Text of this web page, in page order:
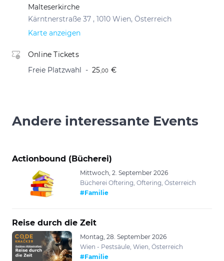
Malteserkirche
Kärntnerstraße 37 , 1010 Wien, Österreich
Karte anzeigen
Online Tickets
Freie Platzwahl
25 ,00 €
Andere interessante Events
Actionbound (Bücherei)
Mittwoch, 2. September 2026
Bücherei Oftering, Oftering, Österreich
#Familie
Reise durch die Zeit
Montag, 28. September 2026
Wien - Pestsäule, Wien, Österreich
#Familie